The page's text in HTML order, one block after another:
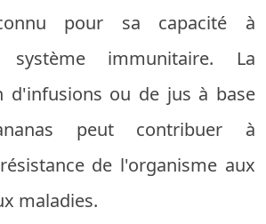
pour sa capacité à
immunitaire. La
d'infusions ou de jus à base
peut contribuer à
de l'organisme aux
maladies.